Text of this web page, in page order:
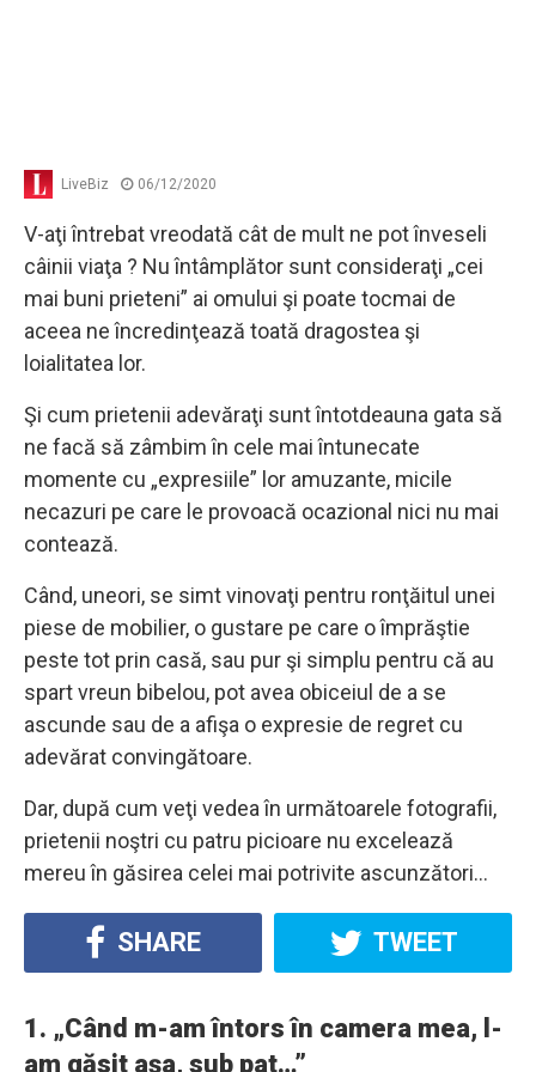
LiveBiz 06/12/2020
V-aţi întrebat vreodată cât de mult ne pot înveseli
câinii viaţa ? Nu întâmplător sunt consideraţi „cei
mai buni prieteni” ai omului şi poate tocmai de
aceea ne încredinţează toată dragostea şi
loialitatea lor.
Şi cum prietenii adevăraţi sunt întotdeauna gata să
ne facă să zâmbim în cele mai întunecate
momente cu „expresiile” lor amuzante, micile
necazuri pe care le provoacă ocazional nici nu mai
contează.
Când, uneori, se simt vinovaţi pentru ronţăitul unei
piese de mobilier, o gustare pe care o împrăştie
peste tot prin casă, sau pur şi simplu pentru că au
spart vreun bibelou, pot avea obiceiul de a se
ascunde sau de a afişa o expresie de regret cu
adevărat convingătoare.
Dar, după cum veţi vedea în următoarele fotografii,
prietenii noştri cu patru picioare nu excelează
mereu în găsirea celei mai potrivite ascunzători…
SHARE TWEET
1. „Când m-am întors în camera mea, l-
am găsit aşa, sub pat…”